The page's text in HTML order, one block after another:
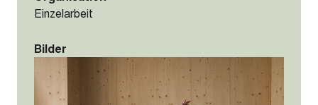
Einzelarbeit
Bilder